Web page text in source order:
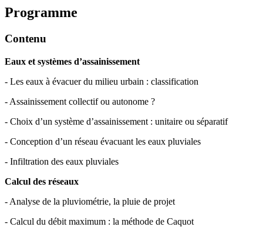
Programme
Contenu
Eaux et systèmes d’assainissement
- Les eaux à évacuer du milieu urbain : classification
- Assainissement collectif ou autonome ?
- Choix d’un système d’assainissement : unitaire ou séparatif
- Conception d’un réseau évacuant les eaux pluviales
- Infiltration des eaux pluviales
Calcul des réseaux
- Analyse de la pluviométrie, la pluie de projet
- Calcul du débit maximum : la méthode de Caquot